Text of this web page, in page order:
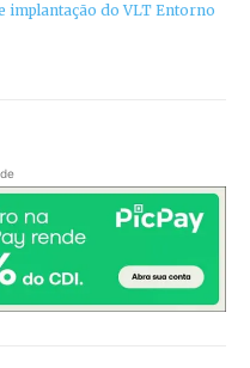
implantação do VLT Entorno